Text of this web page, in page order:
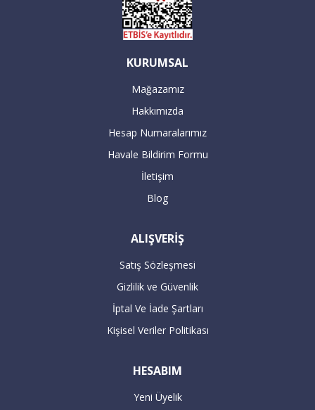
Sipariş verdiğiniz büyük beyaz eşya
ürünleri, İstanbul'daki ikamet adresine
Servis yetkilileri sizden randevu alarak
siparişleriniz takip eden bir sonraki gün
kargolanmaktadır.
KURUMSAL
Mağazamız
Hakkımızda
Hesap Numaralarımız
Havale Bildirim Formu
İletişim
Blog
ALIŞVERİŞ
Satış Sözleşmesi
Gizlilik ve Güvenlik
İptal Ve İade Şartları
Kişisel Veriler Politikası
HESABIM
Yeni Üyelik